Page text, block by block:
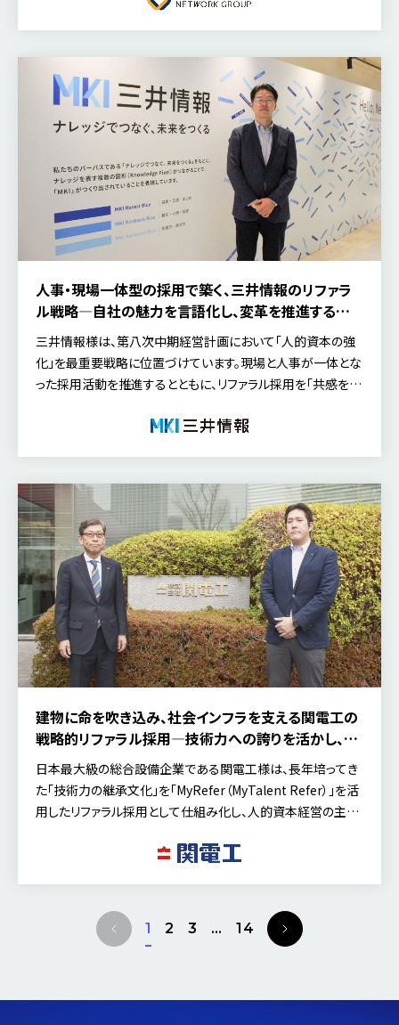
人事・現場一体型の採用で築く、三井情報のリファラ
ル戦略―自社の魅力を言語化し、変革を推進する人
材を集める文化へ
三井情報様は、第八次中期経営計画において「人的資本の強
化」を最重要戦略に位置づけています。現場と人事が一体とな
った採用活動を推進するとともに、リファラル採用を「共感を軸
人材基盤の強化を目指しています。 今回は、グループ人材開発
発信について伺いました。回は、グループ人材開発部長の鈴木
貴之 氏に、今後の採用活動の展望や求める人材像、そして
「MyRefer（MyTalent Refer）」を通じた自社の魅力発信につ
いて伺いました。
建物に命を吹き込み、社会インフラを支える関電工の
戦略的リファラル採用―技術力への誇りを活かし、採
用を全社活動へ
日本最大級の総合設備企業である関電工様は、長年培ってき
た「技術力の継承文化」を「MyRefer（MyTalent Refer）」を活
用したリファラル採用として仕組み化し、人的資本経営の主要
部長の永友 裕 氏と労務人事部 採用チームリーダーの田中 俊
の想いについて、詳しくお話を伺いました。
P
r
i
1 2 3 … 14
N
e